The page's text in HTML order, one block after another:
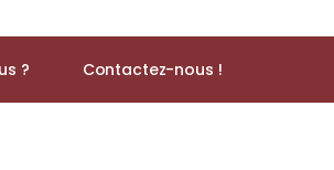
? Contactez-nous !